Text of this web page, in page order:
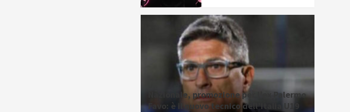
Nazionale, promozione per l’ex Palermo
Favo: è il nuovo tecnico dell’Italia U19